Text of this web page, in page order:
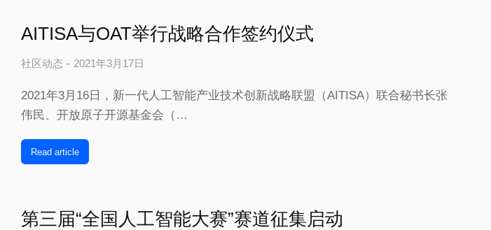
AITISA与OAT举行战略合作签约仪式
社区动态 2021年3月17日
2021年3月16日，新一代人工智能产业技术创新战略联盟（AITISA）联合秘书长张
伟民、开放原子开源基金会（…
Read article
第三届“全国人工智能大赛”赛道征集启动